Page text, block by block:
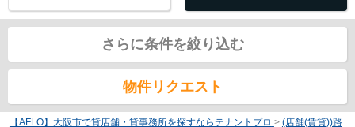
さらに条件を絞り込む
物件リクエスト
【AFLO】大阪市で貸店舗・貸事務所を探すならテナントプロ > (店舗(賃貸))路